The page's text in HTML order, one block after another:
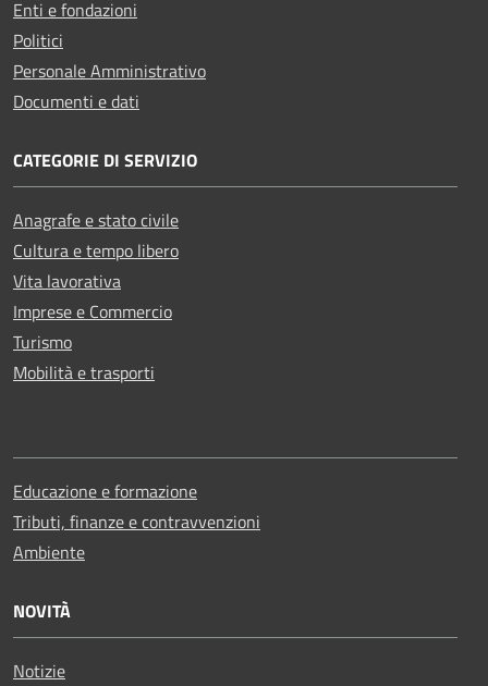
Enti e fondazioni
Politici
Personale Amministrativo
Documenti e dati
CATEGORIE DI SERVIZIO
Anagrafe e stato civile
Cultura e tempo libero
Vita lavorativa
Imprese e Commercio
Turismo
Mobilità e trasporti
Educazione e formazione
Tributi, finanze e contravvenzioni
Ambiente
NOVITÀ
Notizie